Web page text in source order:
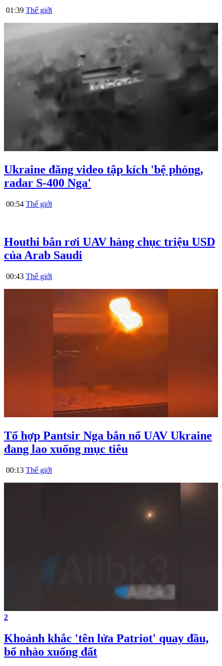
01:39 Thế giới
Ukraine đăng video tập kích 'bệ phóng,
radar S-400 Nga'
00:54 Thế giới
Houthi bắn rơi UAV hàng chục triệu USD
của Arab Saudi
00:43 Thế giới
Tổ hợp Pantsir Nga bắn nổ UAV Ukraine
đang lao xuống mục tiêu
00:13 Thế giới
2
Khoảnh khắc 'tên lửa Patriot' quay đầu,
bổ nhào xuống đất